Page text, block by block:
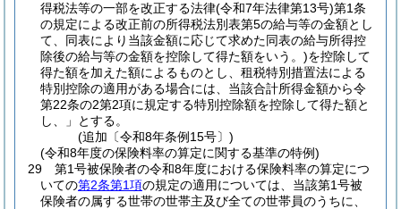
得税法等の一部を改正する法律(令和7年法律第13号)第1条
の規定による改正前の所得税法別表第5の給与等の金額とし
て、同表により当該金額に応じて求めた同表の給与所得控
除後の給与等の金額を控除して得た額をいう。)を控除して
得た額を加えた額によるものとし、租税特別措置法による
特別控除の適用がある場合には、当該合計所得金額から令
第22条の2第2項に規定する特別控除額を控除して得た額と
し、」とする。
(追加〔令和8年条例15号〕)
(令和8年度の保険料率の算定に関する基準の特例)
29
第1号被保険者の令和8年度における保険料率の算定につ
いての第2条第1項の規定の適用については、当該第1号被
保険者の属する世帯の世帯主及び全ての世帯員のうちに、